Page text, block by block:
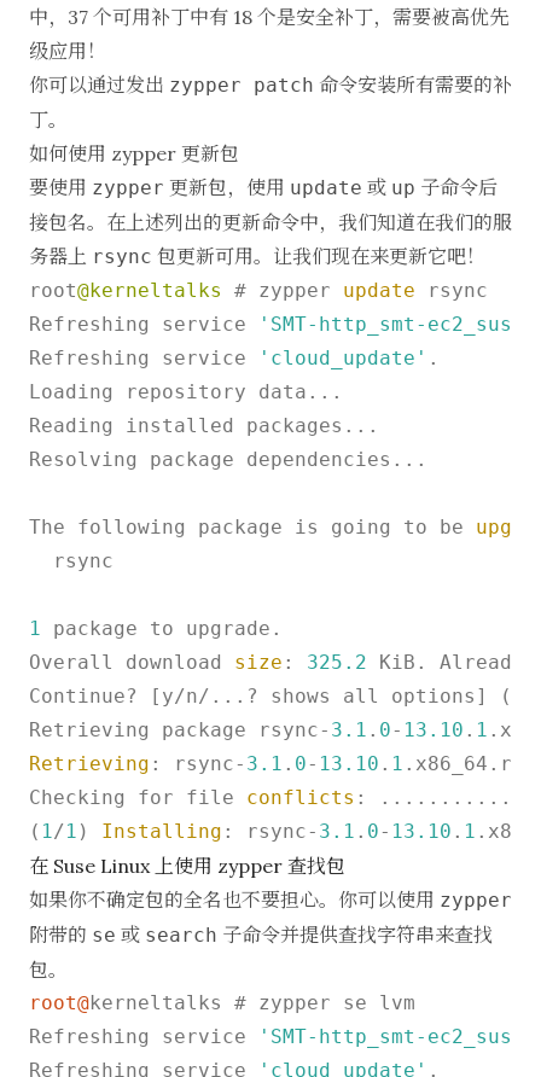
中，37 个可用补丁中有 18 个是安全补丁，需要被高优先
级应用！
你可以通过发出 zypper patch 命令安装所有需要的补
丁。
如何使用 zypper 更新包
要使用 zypper 更新包，使用 update 或 up 子命令后
接包名。在上述列出的更新命令中，我们知道在我们的服
务器上 rsync 包更新可用。让我们现在来更新它吧！
root@kerneltalks # zypper update rsync
Refreshing service
'SMT-http_smt-
Refreshing service
'cloud_update' .
Loading repository data...
Reading installed packages...
Resolving package dependencies...
The following package is going to be
  rsync
1 package to upgrade.
Overall download size : 325.2 KiB. Already
Continue? [y/n/...? shows all options]
Retrieving package rsync- 3.1 . 0- 13.10 . 1
Retrieving : rsync- 3.1 . 0- 13.10 . 1
Checking for file conflicts :
( 1/1 ) Installing : rsync- 3.1 . 0- 13.10 . 1
在 Suse Linux 上使用 zypper 查找包
如果你不确定包的全名也不要担心。你可以使用 zypper
附带的 se 或 search 子命令并提供查找字符串来查找
包。
root@kerneltalks # zypper se lvm
Refreshing service
'SMT-http_smt-
Refreshing service
'cloud_update' .